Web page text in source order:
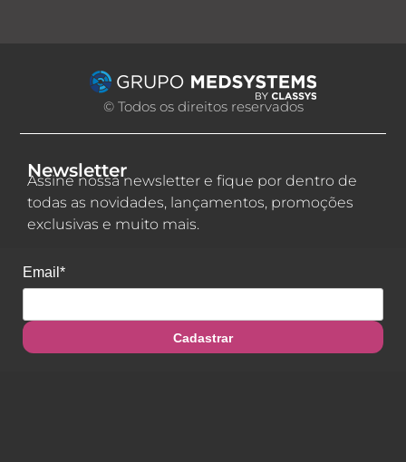
© Todos os direitos reservados
Newsletter
Assine nossa newsletter e fique por dentro de
todas as novidades, lançamentos, promoções
exclusivas e muito mais.
Email*
Cadastrar